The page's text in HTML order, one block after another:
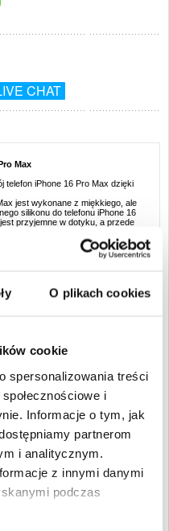
O plikach cookies
cookie
spersonalizowania treści
i
Informacje o tym, jak
partnerom
i analitycznym.
z innymi danymi
podczas
CHAT
Max
telefon iPhone 16 Pro Max dzięki
jest wykonane z miękkiego, ale
silikonu do telefonu iPhone 16
przyjemne w dotyku, a przede
komfortowe trzymanie i
które zabezpiecza iPhone 16
jest lekkie i nie obciąża